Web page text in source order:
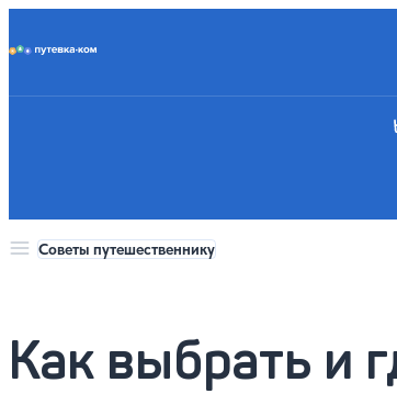
Как выбрать и
Советы путешественнику